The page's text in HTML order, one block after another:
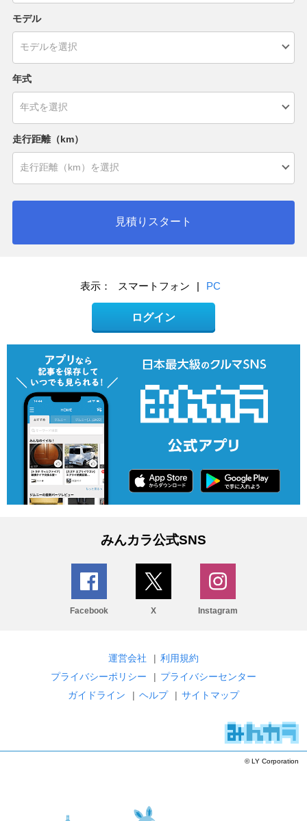
モデル
年式
走行距離（km）
見積りスタート
表示： スマートフォン | PC
ログイン
みんカラ公式SNS
Facebook X Instagram
運営会社 | 利用規約
プライバシーポリシー
| プライバシーセンター
ガイドライン
| ヘルプ | サイトマップ
© LY Corporation